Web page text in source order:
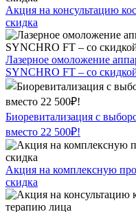
Акция на консультацию
скидка
Лазерное омоложение
SYNCHRO FT – со
Биоревитализация с
вместо 22 500₽!
Акция на комплексную
скидка